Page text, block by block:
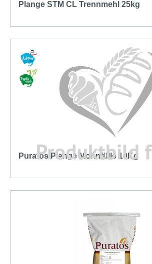
Plange STM CL Trennmehl 25kg
Puratos Plange Mohnfülle 10Kg